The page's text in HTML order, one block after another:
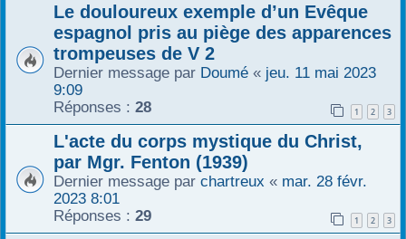
Le douloureux exemple d’un Evêque
espagnol pris au piège des apparences
trompeuses de V 2
Dernier message par Doumé « jeu. 11 mai 2023
9:09
Réponses : 28 1 2 3
L'acte du corps mystique du Christ,
par Mgr. Fenton (1939)
Dernier message par chartreux « mar. 28 févr.
2023 8:01
Réponses : 29 1 2 3